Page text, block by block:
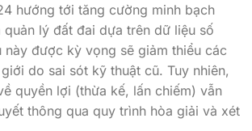
hướng tới tăng cường minh bạch
quản lý đất đai dựa trên dữ liệu số
này được kỳ vọng sẽ giảm thiểu các
do sai sót kỹ thuật cũ. Tuy nhiên,
quyền lợi (thừa kế, lấn chiếm) vẫn
thông qua quy trình hòa giải và xét